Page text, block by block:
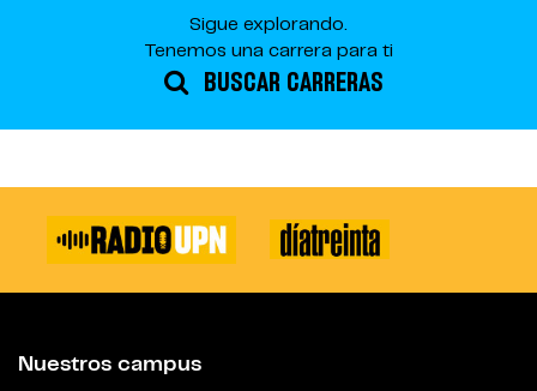
Sigue explorando.
Tenemos una carrera para ti
BUSCAR CARRERAS
Nuestros campus